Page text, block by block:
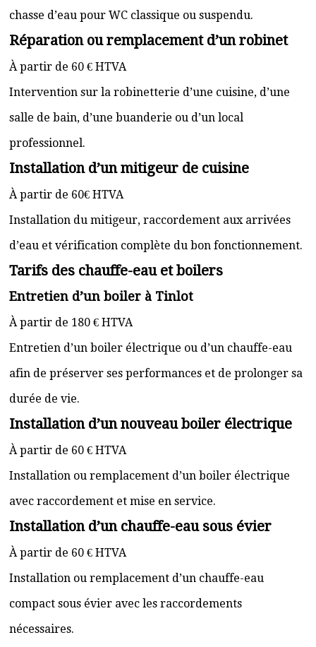
chasse d’eau pour WC classique ou suspendu.
Réparation ou remplacement d’un robinet
À partir de 60 € HTVA
Intervention sur la robinetterie d’une cuisine, d’une
salle de bain, d’une buanderie ou d’un local
professionnel.
Installation d’un mitigeur de cuisine
À partir de 60€ HTVA
Installation du mitigeur, raccordement aux arrivées
d’eau et vérification complète du bon fonctionnement.
Tarifs des chauffe-eau et boilers
Entretien d’un boiler à Tinlot
À partir de 180 € HTVA
Entretien d’un boiler électrique ou d’un chauffe-eau
afin de préserver ses performances et de prolonger sa
durée de vie.
Installation d’un nouveau boiler électrique
À partir de 60 € HTVA
Installation ou remplacement d’un boiler électrique
avec raccordement et mise en service.
Installation d’un chauffe-eau sous évier
À partir de 60 € HTVA
Installation ou remplacement d’un chauffe-eau
compact sous évier avec les raccordements
nécessaires.